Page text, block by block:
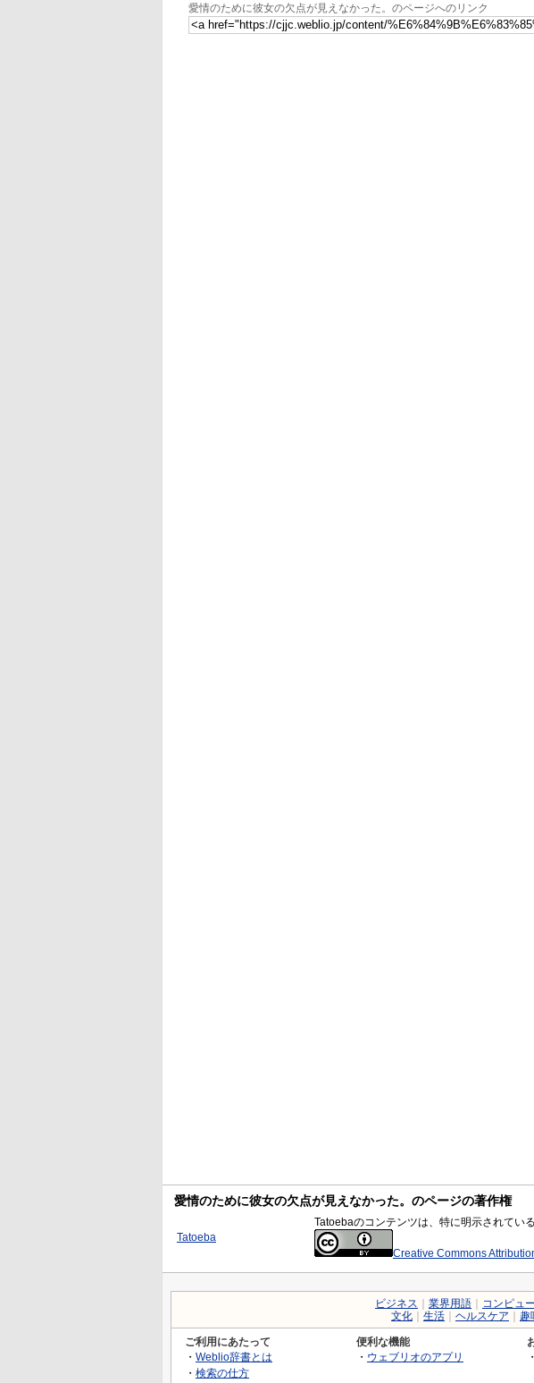
愛情のために彼女の欠点が見えなかった。のページへのリンク
愛情のために彼女の欠点が見えなかった。のページの著作権
Tatoeba
Tatoebaのコンテンツは、特に明示されてい
Creative Commons
ビジネス 業界用語 コンピュ
文化
生活 ヘルスケア 趣
ご利用にあたって
・ Weblio辞書とは
・ 検索の仕方
便利な機能
・ ウェブリオのアプリ
・